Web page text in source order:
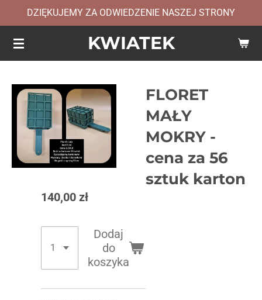
Przejdź
głównej
treści
KWIATEK
DZIĘKUJEMY ZA ODWIEDZENIE NASZEJ STRONY
FLORET
MAŁY
MOKRY -
cena za 56
sztuk karton
140,00 zł
Dodaj
do
koszyka